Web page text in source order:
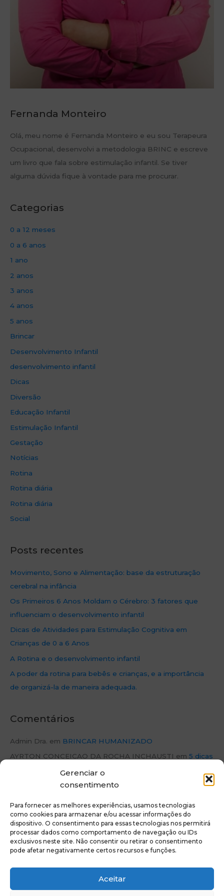
Gerenciar o
consentimento
Para fornecer as melhores experiências, usamos tecnologias
como cookies para armazenar e/ou acessar informações do
dispositivo. O consentimento para essas tecnologias nos permitirá
processar dados como comportamento de navegação ou IDs
exclusivos neste site. Não consentir ou retirar o consentimento
pode afetar negativamente certos recursos e funções.
Aceitar
Fernanda Monteiro
Olá, meu nome é Fernanda Monteiro e eu sou Terapeura
Ocupacional, desenvolvi a metodologia BRINC e escreve
um livro que fala sobre estimulação infantil. Se tiver
alguma dúvida fique à vontade para me procurar.
Categorias
0 a 12 meses
0 a 6 anos
1 ano
2 anos
3 anos
4 anos
5 anos
Brincar
Desenvolvimento Infantil
desenvolvimento infantil
Dicas
Diversão
Educação Infantil
Estimulação Infantil
Gestação
Notícias
Rotina
Rotina diária
Rotina diária
Social
Posts recentes
Movimento, Sono e Alimentação: base da estruturação
cerebral na infância
Os Primeiros 6 Anos Moldam o Cérebro: 3 fatores que
influenciam o desenvolvimento infantil
Dicas de Atividades para Estimulação Cognitiva em
Crianças de 0 a 6 Anos
A Rotina e o desenvolvimento infantil
A poder da rotina para bebês e crianças, e a importância
de organizá-la de maneira adequada.
Comentários
Admin Dra. em BRINCAR HUMANIZADO
AYRTON CONCEICAO DA ROCHA INCHAUSTI em 5 dicas
para estimular o desenvolvimento intelectual do seu filho
emBRINCAR HUMANIZADO
Admin Dra.emComo Criar uma Rotina Diária para os Filhos
– Orientação prática
Política de privacidade
Política de Cookies